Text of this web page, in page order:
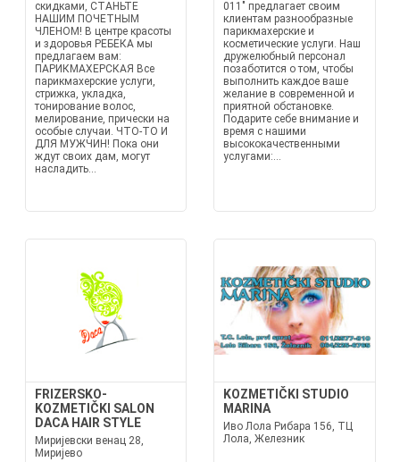
скидками, СТАНЬТЕ
НАШИМ ПОЧЕТНЫМ
ЧЛЕНОМ! В центре красоты
и здоровья РЕБЕКА мы
предлагаем вам:
ПАРИКМАХЕРСКАЯ Все
парикмахерские услуги,
стрижка, укладка,
тонирование волос,
мелирование, прически на
особые случаи. ЧТО-ТО И
ДЛЯ МУЖЧИН! Пока они
ждут своих дам, могут
насладить...
011" предлагает своим
клиентам разнообразные
парикмахерские и
косметические услуги. Наш
дружелюбный персонал
позаботится о том, чтобы
выполнить каждое ваше
желание в современной и
приятной обстановке.
Подарите себе внимание и
время с нашими
высококачественными
услугами:...
FRIZERSKO-
KOZMETIČKI SALON
DACA HAIR STYLE
Миријевски венац 28,
Миријево
KOZMETIČKI STUDIO
MARINA
Иво Лола Рибара 156, ТЦ
Лола, Железник